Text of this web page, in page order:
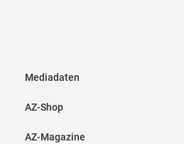
Mediadaten
AZ-Shop
AZ-Magazine